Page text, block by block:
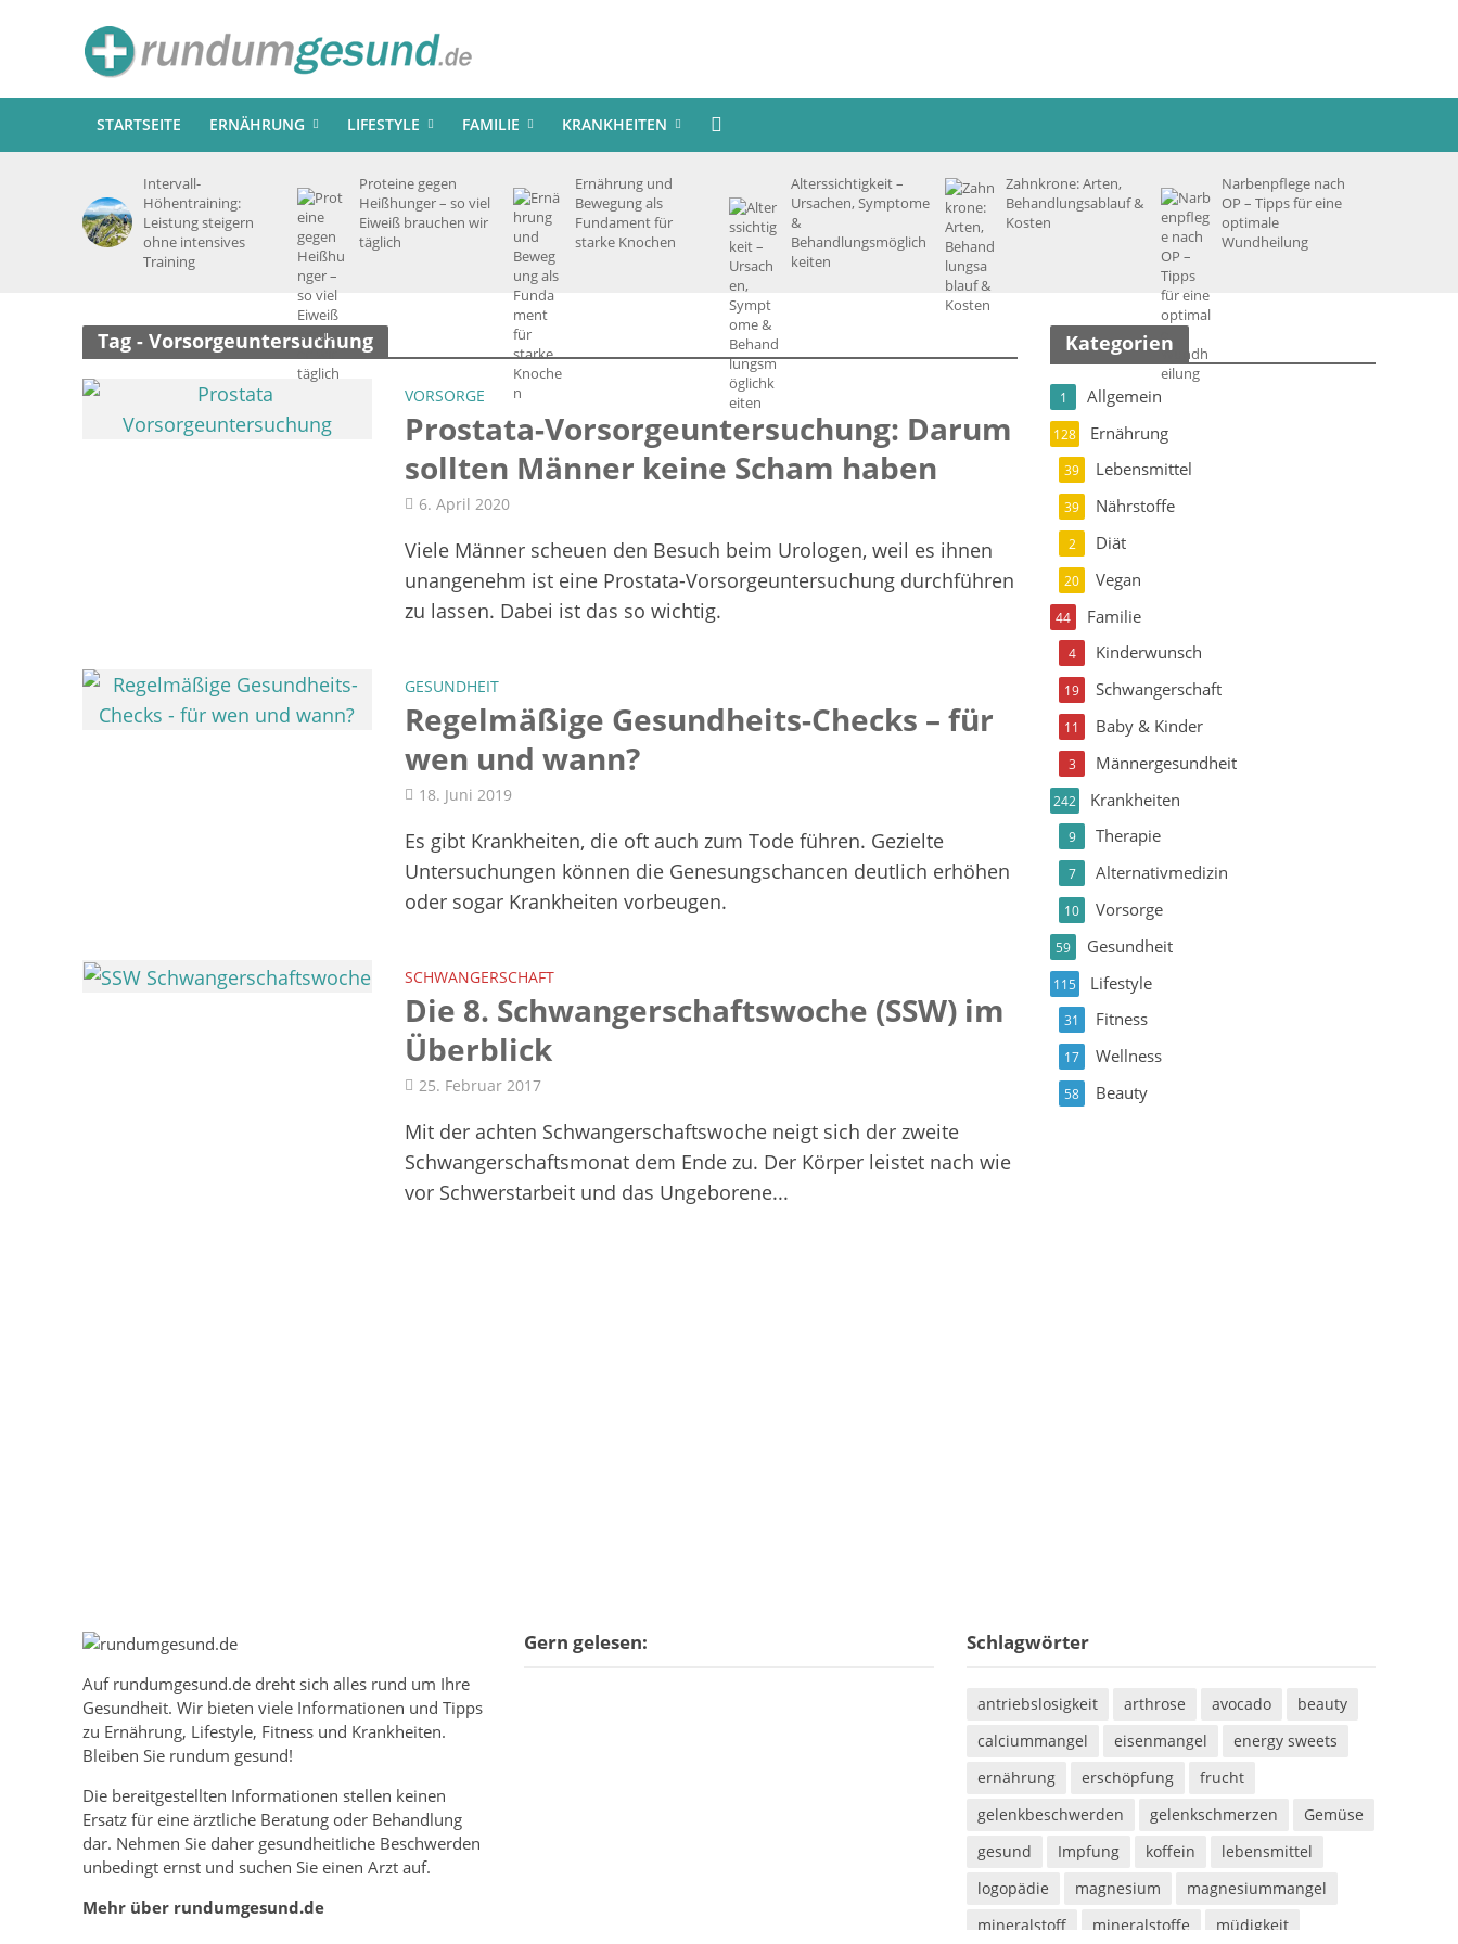
STARTSEITE ERNÄHRUNG LIFESTYLE FAMILIE KRANKHEITEN
Intervall-
Höhentraining:
Leistung steigern
ohne intensives
Training
Proteine gegen
Heißhunger – so viel
Eiweiß brauchen wir
täglich
Ernährung und
Bewegung als
Fundament für
starke Knochen
Alterssichtigkeit –
Ursachen, Symptome
&
Behandlungsmöglich
keiten
Zahnkrone: Arten,
Behandlungsablauf &
Kosten
Narbenpflege nach
OP – Tipps für eine
optimale
Wundheilung
Tag - Vorsorgeuntersuchung
VORSORGE
Prostata-Vorsorgeuntersuchung: Darum
sollten Männer keine Scham haben
6. April 2020
Viele Männer scheuen den Besuch beim Urologen, weil es ihnen
unangenehm ist eine Prostata-Vorsorgeuntersuchung durchführen
zu lassen. Dabei ist das so wichtig.
GESUNDHEIT
Regelmäßige Gesundheits-Checks – für
wen und wann?
18. Juni 2019
Es gibt Krankheiten, die oft auch zum Tode führen. Gezielte
Untersuchungen können die Genesungschancen deutlich erhöhen
oder sogar Krankheiten vorbeugen.
SCHWANGERSCHAFT
Die 8. Schwangerschaftswoche (SSW) im
Überblick
25. Februar 2017
Mit der achten Schwangerschaftswoche neigt sich der zweite
Schwangerschaftsmonat dem Ende zu. Der Körper leistet nach wie
vor Schwerstarbeit und das Ungeborene...
Kategorien
Allgemein
1
Ernährung
128
Lebensmittel
39
Nährstoffe
39
Diät
2
Vegan
20
Familie
44
Kinderwunsch
4
Schwangerschaft
19
Baby & Kinder
11
Männergesundheit
3
Krankheiten
242
Therapie
9
Alternativmedizin
7
Vorsorge
10
Gesundheit
59
Lifestyle
115
Fitness
31
Wellness
17
Beauty
58
Auf rundumgesund.dedreht sich alles rund um Ihre
Gesundheit. Wir bieten viele Informationen und Tipps
zu Ernährung, Lifestyle, Fitness und Krankheiten.
Bleiben Sie rundum gesund!
Die bereitgestellten Informationen stellen keinen
Ersatz für eine ärztliche Beratung oder Behandlung
dar. Nehmen Sie daher gesundheitliche Beschwerden
unbedingt ernst und suchen Sie einen Arzt auf.
Mehr über rundumgesund.de
Gern gelesen: Schlagwörter
antriebslosigkeit arthrose avocado
beauty
calciummangel
eisenmangel
energy sweets
ernährung
erschöpfung
frucht
gelenkbeschwerden
gelenkschmerzen
Gemüse
gesund
Impfung koffein
lebensmittel
logopädie
magnesium
magnesiummangel
mineralstoff
mineralstoffe müdigkeit